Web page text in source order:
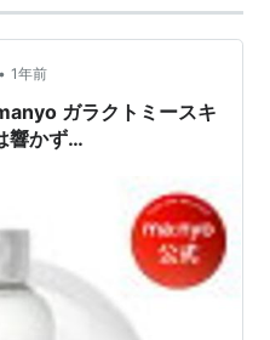
• 1年前
ガラクトミースキ
響かず…